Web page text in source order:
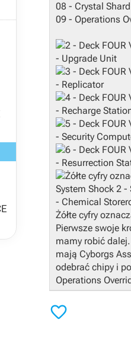
08 - Crystal Shard
09 - Operations
- Upgrade Unit
- Replicator
- Recharge
- Security
- Resurrection
- Chemical
Żółte cyfry
Pierwsze swoje
mamy robić
mają Cyborgs
odebrać chipy i
Operations
